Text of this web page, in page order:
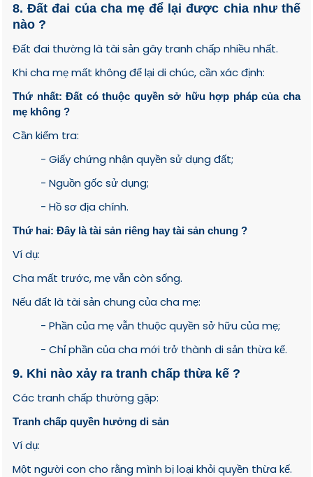
8. Đất đai của cha mẹ để lại được chia như thế
nào ?
Đất đai thường là tài sản gây tranh chấp nhiều nhất.
Khi cha mẹ mất không để lại di chúc, cần xác định:
Thứ nhất: Đất có thuộc quyền sở hữu hợp pháp của cha
mẹ không ?
Cần kiểm tra:
- Giấy chứng nhận quyền sử dụng đất;
- Nguồn gốc sử dụng;
- Hồ sơ địa chính.
Thứ hai: Đây là tài sản riêng hay tài sản chung ?
Ví dụ:
Cha mất trước, mẹ vẫn còn sống.
Nếu đất là tài sản chung của cha mẹ:
- Phần của mẹ vẫn thuộc quyền sở hữu của mẹ;
- Chỉ phần của cha mới trở thành di sản thừa kế.
9. Khi nào xảy ra tranh chấp thừa kế ?
Các tranh chấp thường gặp:
Tranh chấp quyền hưởng di sản
Ví dụ:
Một người con cho rằng mình bị loại khỏi quyền thừa kế.